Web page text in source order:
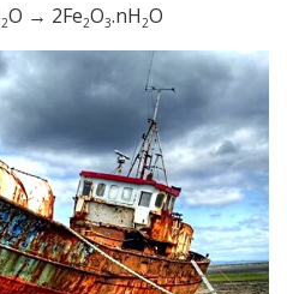
2O → 2Fe2O3.nH2O